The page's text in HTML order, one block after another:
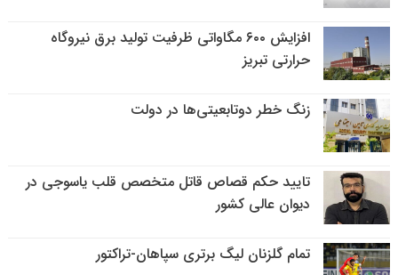
افزایش ۶۰۰ مگاواتی ظرفیت تولید برق نیروگاه
حرارتی تبریز
زنگ خطر دوتابعیتی‌ها در دولت
تایید حکم قصاص قاتل متخصص قلب یاسوجی در
دیوان عالی کشور
تمام گلزنان لیگ‌ برتری سپاهان-تراکتور